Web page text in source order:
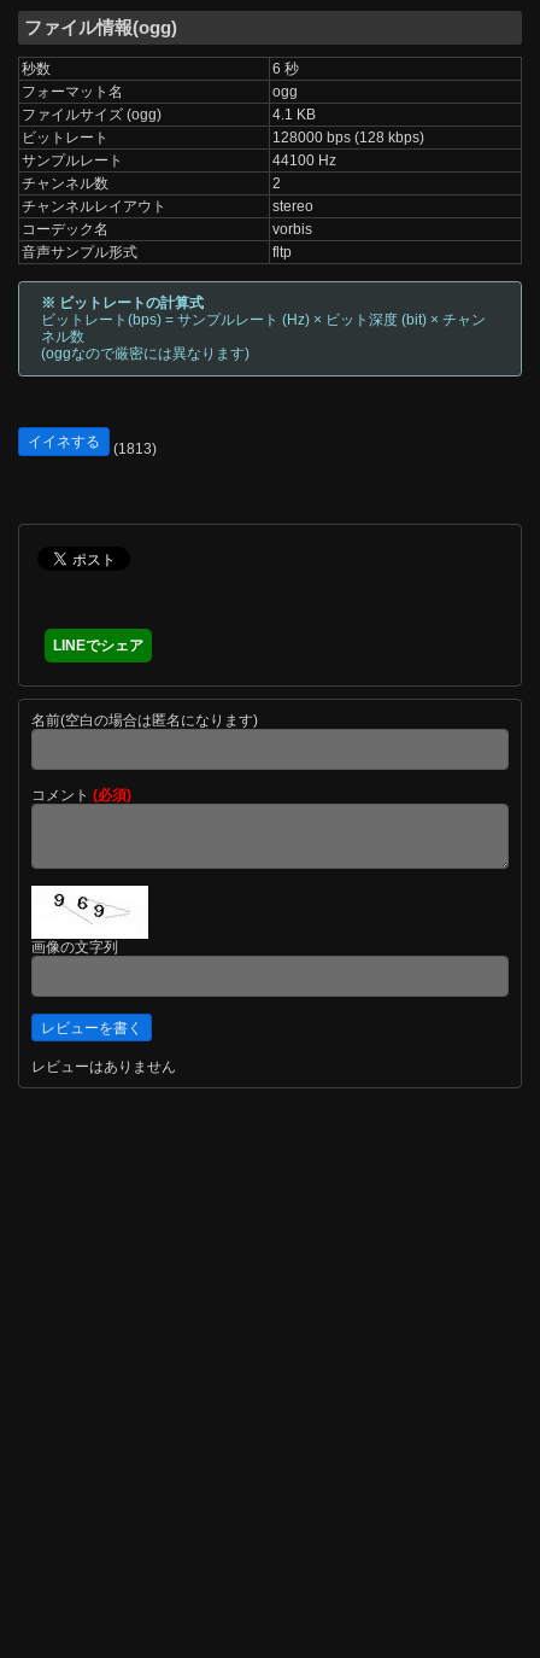
ファイル情報(ogg)
秒数
6 秒
フォーマット名
ogg
ファイルサイズ (ogg)
4.1 KB
ビットレート
128000 bps (128 kbps)
サンプルレート
44100 Hz
チャンネル数
2
チャンネルレイアウト
stereo
コーデック名
vorbis
音声サンプル形式
fltp
※ ビットレートの計算式
ビットレート(bps) = サンプルレート (Hz) × ビット深度 (bit) × チャン
ネル数
(oggなので厳密には異なります)
イイネする (1813)
LINEでシェア
名前(空白の場合は匿名になります)
コメント (必須)
画像の文字列
レビューはありません